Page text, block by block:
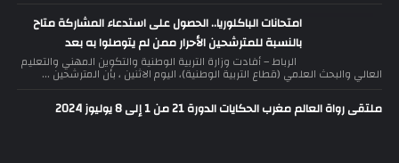
امتحانات الباكلوريا.. الحصول على استدعاء المشاركة متاح
بالنسبة للمترشحين الأحرار ممن لم يتوصلوا به بعد
الرباط – أفادت وزارة التربية الوطنية والتكوين المهني والتعليم
العالي والبحث العلمي (قطاع التربية الوطنية)، اليوم الاثنين ، بأن المترشحين ...
ملتقى رواة العالم مغرب الحكايات الدورة 21 من 1 إلى 8 يوليوز 2024